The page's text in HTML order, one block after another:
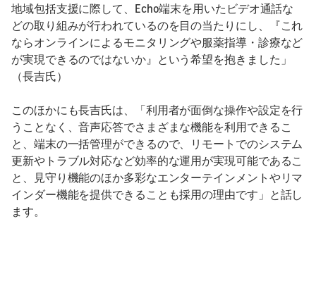
地域包括支援に際して、Echo端末を用いたビデオ通話な
どの取り組みが行われているのを目の当たりにし、『これ
ならオンラインによるモニタリングや服薬指導・診療など
が実現できるのではないか』という希望を抱きました」
（長吉氏）
このほかにも長吉氏は、「利用者が面倒な操作や設定を行
うことなく、音声応答でさまざまな機能を利用できるこ
と、端末の一括管理ができるので、リモートでのシステム
更新やトラブル対応など効率的な運用が実現可能であるこ
と、見守り機能のほか多彩なエンターテインメントやリマ
インダー機能を提供できることも採用の理由です」と話し
ます。